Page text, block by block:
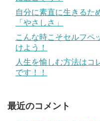
自分に素直に生きるた
「やさしさ」
こんな時こそセルフペ
けよう！
人生を愉しむ方法はコ
です！！
最近のコメント